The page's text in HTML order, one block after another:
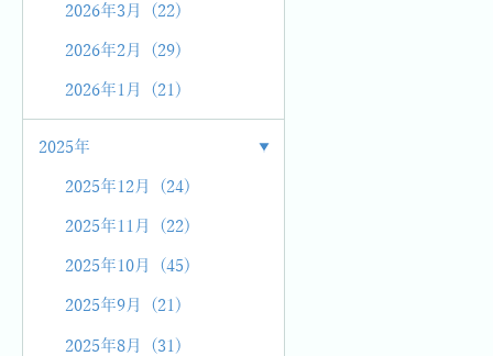
2026年3月 (22)
2026年2月 (29)
2026年1月 (21)
2025年
2025年12月 (24)
2025年11月 (22)
2025年10月 (45)
2025年9月 (21)
2025年8月 (31)